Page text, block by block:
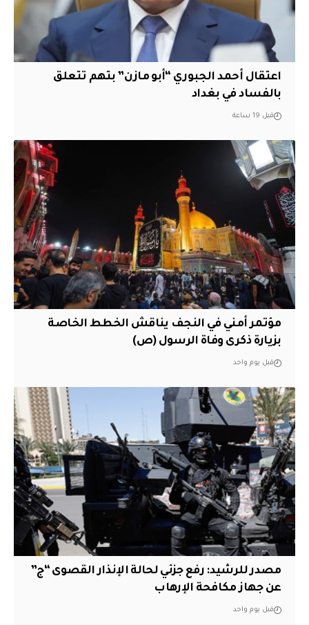
اعتقال أحمد الجبوري “أبو مازن” بتهم تتعلق
بالفساد في بغداد
قبل 19 ساعة
مؤتمر أمني في النجف يناقش الخطط الخاصة
بزيارة ذكرى وفاة الرسول (ص)
قبل يوم واحد
مصدر للرشيد: رفع جزئي لحالة الإنذار القصوى “ج”
عن جهاز مكافحة الإرهاب
قبل يوم واحد